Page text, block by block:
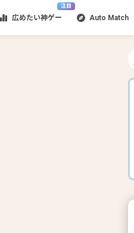
注目
広めたい神ゲー Auto Match